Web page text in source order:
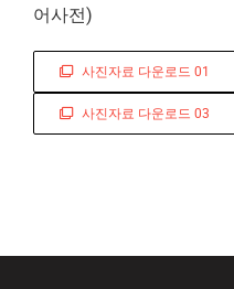
어사전)
사진자료 다운로드 01
사진자료 다운로드 03